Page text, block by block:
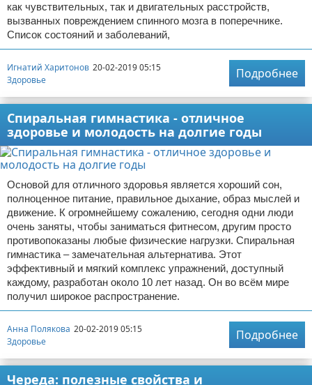
как чувствительных, так и двигательных расстройств,
вызванных повреждением спинного мозга в поперечнике.
Список состояний и заболеваний,
Игнатий Харитонов 20-02-2019 05:15
Здоровье
Подробнее
Спиральная гимнастика - отличное
здоровье и молодость на долгие годы
Основой для отличного здоровья является хороший сон,
полноценное питание, правильное дыхание, образ мыслей и
движение. К огромнейшему сожалению, сегодня одни люди
очень заняты, чтобы заниматься фитнесом, другим просто
противопоказаны любые физические нагрузки. Спиральная
гимнастика – замечательная альтернатива. Этот
эффективный и мягкий комплекс упражнений, доступный
каждому, разработан около 10 лет назад. Он во всём мире
получил широкое распространение.
Анна Полякова 20-02-2019 05:15
Здоровье
Подробнее
Череда: полезные свойства и